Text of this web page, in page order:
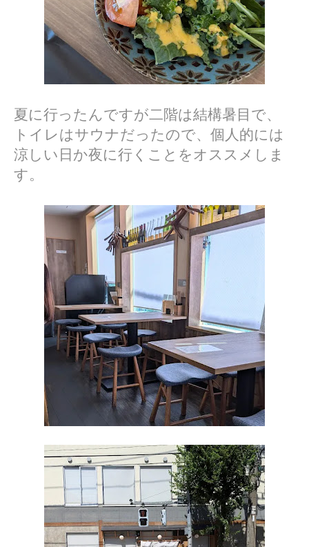
夏に行ったんですが二階は結構暑目で、
トイレはサウナだったので、個人的には
涼しい日か夜に行くことをオススメしま
す。